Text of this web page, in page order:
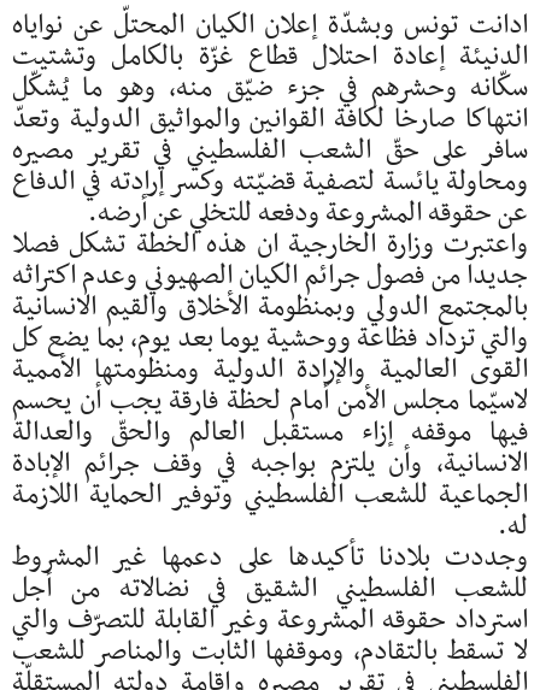
ادانت تونس وبشدّة إعلان الكيان المحتلّ عن نواياه
الدنيئة إعادة احتلال قطاع غزّة بالكامل وتشتيت
سكّانه وحشرهم في جزء ضيّق منه، وهو ما يُشكّل
انتهاكا صارخا لكافة القوانين والمواثيق الدولية وتعدّ
سافر على حقّ الشعب الفلسطيني في تقرير مصيره
ومحاولة يائسة لتصفية قضيّته وكسر إرادته في الدفاع
عن حقوقه المشروعة ودفعه للتخلي عن أرضه.
واعتبرت وزارة الخارجية ان هذه الخطة تشكل فصلا
جديدا من فصول جرائم الكيان الصهيوني وعدم اكتراثه
بالمجتمع الدولي وبمنظومة الأخلاق والقيم الانسانية
والتي تزداد فظاعة ووحشية يوما بعد يوم، بما يضع كل
القوى العالمية والإرادة الدولية ومنظومتها الأممية
لاسيّما مجلس الأمن أمام لحظة فارقة يجب أن يحسم
فيها موقفه إزاء مستقبل العالم والحقّ والعدالة
الانسانية، وأن يلتزم بواجبه في وقف جرائم الإبادة
الجماعية للشعب الفلسطيني وتوفير الحماية اللازمة
له.
وجددت بلادنا تأكيدها على دعمها غير المشروط
للشعب الفلسطيني الشقيق في نضالاته من أجل
استرداد حقوقه المشروعة وغير القابلة للتصرّف والتي
لا تسقط بالتقادم، وموقفها الثابت والمناصر للشعب